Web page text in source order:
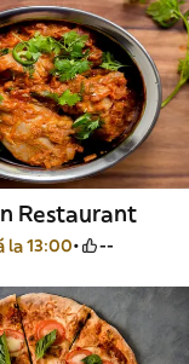
Restaurant
la 13:00 --